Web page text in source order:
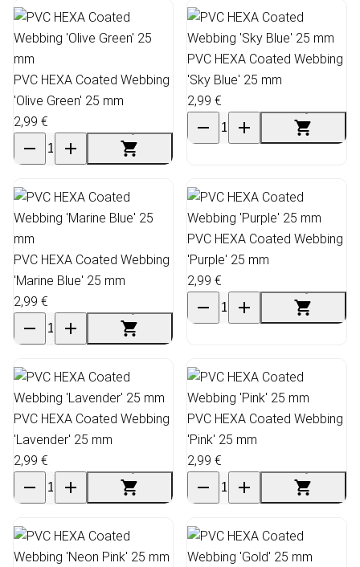
PVC HEXA Coated Webbing
'Olive Green' 25 mm
2,99 €
PVC HEXA Coated Webbing
'Sky Blue' 25 mm
2,99 €
PVC HEXA Coated Webbing
'Marine Blue' 25 mm
2,99 €
PVC HEXA Coated Webbing
'Purple' 25 mm
2,99 €
PVC HEXA Coated Webbing
'Lavender' 25 mm
2,99 €
PVC HEXA Coated Webbing
'Pink' 25 mm
2,99 €